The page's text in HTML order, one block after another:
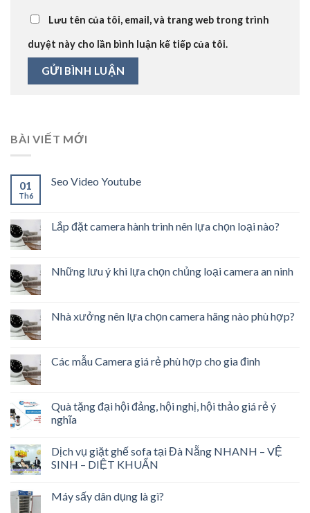
Lưu tên của tôi, email, và trang web trong trình
duyệt này cho lần bình luận kế tiếp của tôi.
BÀI VIẾT MỚI
01
Th6
Seo Video Youtube
Lắp đặt camera hành trình nên lựa chọn loại nào?
Những lưu ý khi lựa chọn chủng loại camera an ninh
Nhà xưởng nên lựa chọn camera hãng nào phù hợp?
Các mẫu Camera giá rẻ phù hợp cho gia đình
Quà tặng đại hội đảng, hội nghị, hội thảo giá rẻ ý
nghĩa
Dịch vụ giặt ghế sofa tại Đà Nẵng NHANH – VỆ
SINH – DIỆT KHUẨN
Máy sấy dân dụng là gì?